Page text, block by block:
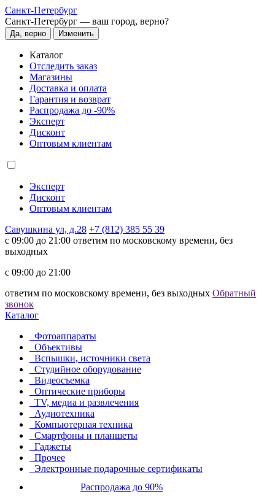
Санкт-Петербург
Санкт-Петербург — ваш город, верно?
Да, верно Изменить
Каталог
Отследить заказ
Магазины
Доставка и оплата
Гарантия и возврат
Распродажа до -90%
Эксперт
Дисконт
Оптовым клиентам
Эксперт
Дисконт
Оптовым клиентам
Савушкина ул, д.28 +7 (812) 385 55 39
c 09:00 до 21:00 ответим по московскому времени, без
выходных
c 09:00 до 21:00
ответим по московскому времени, без выходных Обратный
звонок
Каталог
Фотоаппараты
Объективы
Вспышки, источники света
Студийное оборудование
Видеосъемка
Оптические приборы
TV, медиа и развлечения
Аудиотехника
Компьютерная техника
Смартфоны и планшеты
Гаджеты
Прочее
Электронные подарочные сертификаты
Распродажа до 90%